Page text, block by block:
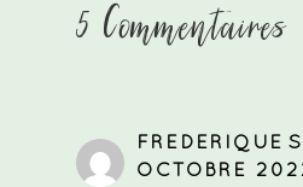
5 Commentaires
FREDERIQUE
OCTOBRE